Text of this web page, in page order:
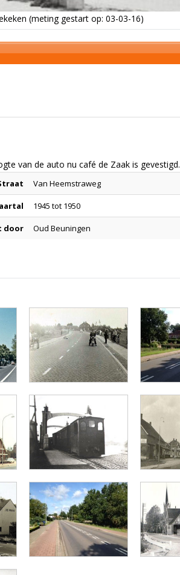
(meting gestart op: 03-03-16)
van de auto nu café de Zaak is gevestigd.
Van Heemstraweg
1945 tot 1950
door Oud Beuningen